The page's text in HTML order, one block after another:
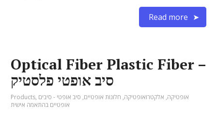
Read more
Optical Fiber Plastic Fiber –
סיב אופטי פלסטיק
Products, אופטיקה, אלקטרואופטיקה, חלונות אופטיים, סיב אופטי - סיבים
אופטיים בהתאמה אישית